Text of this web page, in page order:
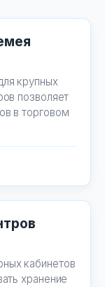
крупных
позволяет
в торговом
кабинетов
хранение